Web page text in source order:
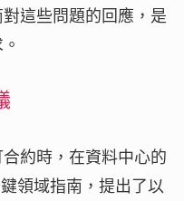
這些問題的回應，是
約時，在資料中心的
領域指南，提出了以